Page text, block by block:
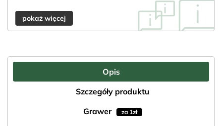
pokaż więcej
Opis
Szczegóły produktu
Grawer
za 1zł